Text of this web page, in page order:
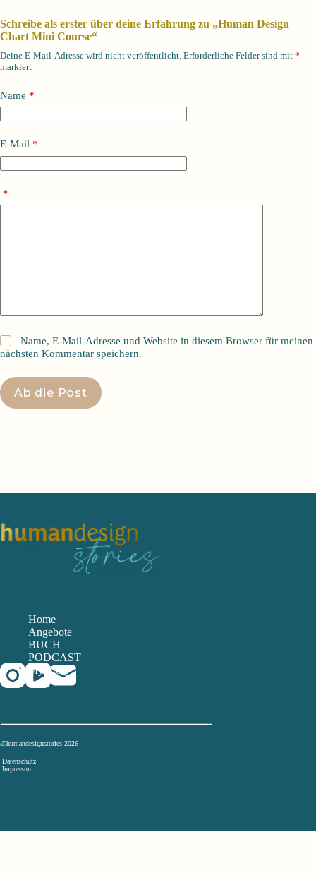
Schreibe als erster über deine Erfahrung zu „Human Design
Chart Mini Course“
Deine E-Mail-Adresse wird nicht veröffentlicht. Erforderliche Felder sind mit *
markiert
Name *
E-Mail *
*
Name, E-Mail-Adresse und Website in diesem Browser für meinen
nächsten Kommentar speichern.
Ab die Post
Home
Angebote
BUCH
PODCAST
My Story
@humandesignstories 2026
Datenschutz
Impressum